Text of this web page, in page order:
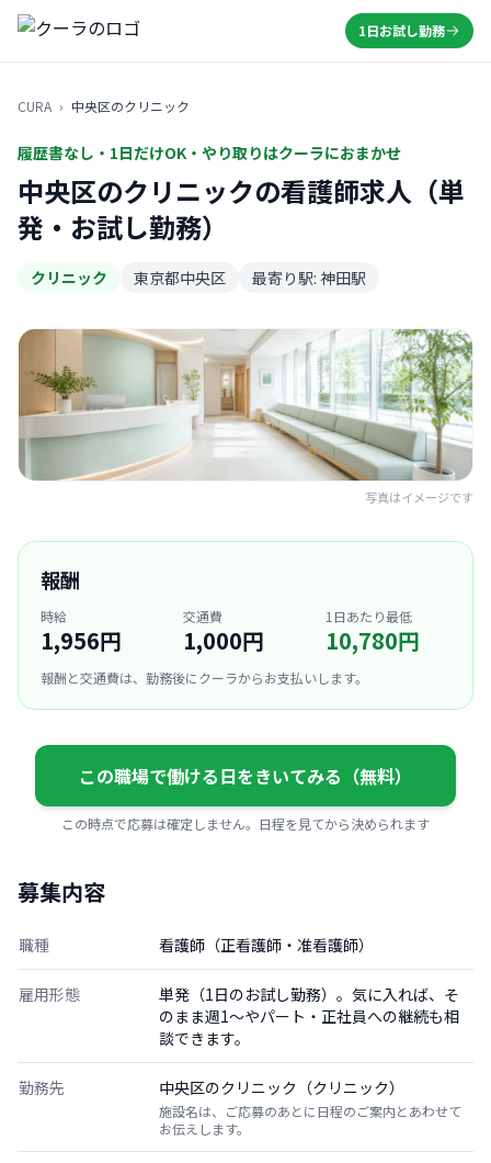
1日お試し勤務
CURA › 中央区のクリニック
履歴書なし・1日だけOK・やり取りはクーラにおまかせ
中央区のクリニックの看護師求人（単
発・お試し勤務）
クリニック 東京都中央区 最寄り駅: 神田駅
写真はイメージです
報酬
時給
1,956円
交通費
1,000円
1日あたり最低
10,780円
報酬と交通費は、勤務後にクーラからお支払いします。
この職場で働ける日をきいてみる（無料）
この時点で応募は確定しません。日程を見てから決められます
募集内容
職種 看護師（正看護師・准看護師）
雇用形態
単発（1日のお試し勤務）。気に入れば、そ
のまま週1〜やパート・正社員への継続も相
談できます。
勤務先 中央区のクリニック（クリニック）
施設名は、ご応募のあとに日程のご案内とあわせて
お伝えします。